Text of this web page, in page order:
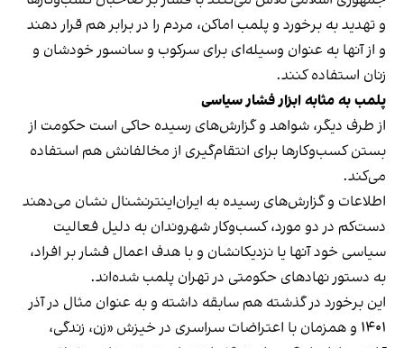
و تهدید به برخورد و پلمب اماکن، مردم را در برابر هم قرار دهند
و از آنها به عنوان وسیله‌ای برای سرکوب و سانسور خودشان و
زنان استفاده کنند.
پلمب به مثابه ابزار فشار سیاسی
از طرف دیگر، شواهد و گزارش‌های رسیده حاکی است حکومت از
بستن کسب‌وکارها برای انتقام‌گیری از مخالفانش هم استفاده
می‌کند.
اطلاعات و گزارش‌های رسیده به ایران‌اینترنشنال نشان می‌دهند
دست‌کم در دو مورد، کسب‌وکار شهروندان به دلیل فعالیت
سیاسی خود آنها یا نزدیکانشان و با هدف اعمال فشار بر افراد،
به دستور نهادهای حکومتی در تهران پلمب شده‌اند.
این برخورد در گذشته هم سابقه داشته و به عنوان مثال در آذر
۱۴۰۱ و همزمان با اعتراضات سراسری در خیزش «زن، زندگی،